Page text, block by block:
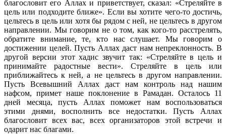
благословит его Аллах и приветствует, сказал: «Стреляйте в
цель или подходите ближе». Если вы хотите чего-то достичь,
цельтесь в цель или хотя бы рядом с ней, не цельтесь в другом
направлении. Мы говорим не о том, как кого-то расстрелять,
обратите внимание, те, кто нас слушает. Мы говорим о
достижении целей. Пусть Аллах даст нам непреклонность. В
другой версии этот хадис звучит так: «Стреляйте в цель и
принимайте радостные вести». Стреляйте в цель или
приближайтесь к ней, а не цельтесь в другом направлении.
Пусть Всевышний Аллах даст нам контроль над нашим
нафсом, примет наше поклонение в Рамадан. Осталось 11
дней месяца, пусть Аллах поможет нам воспользоваться
этими днями, восполнить все недостатки. Пусть Аллах
благословит всех вас, всех организаторов этой встречи и
одарит нас благами.